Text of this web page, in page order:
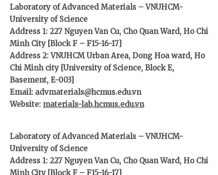
Laboratory of Advanced Materials – VNUHCM-
University of Science
Address 1: 227 Nguyen Van Cu, Cho Quan Ward, Ho Chi
Minh City [Block F – F15-16-17]
Address 2: VNUHCM Urban Area, Dong Hoa ward, Ho
Chi Minh city [University of Science, Block E,
Basement, E-003]
Email: advmaterials@hcmus.edu.vn
Website: materials-lab.hcmus.edu.vn
Laboratory of Advanced Materials – VNUHCM-
University of Science
Address 1: 227 Nguyen Van Cu, Cho Quan Ward, Ho Chi
Minh City [Block F – F15-16-17]